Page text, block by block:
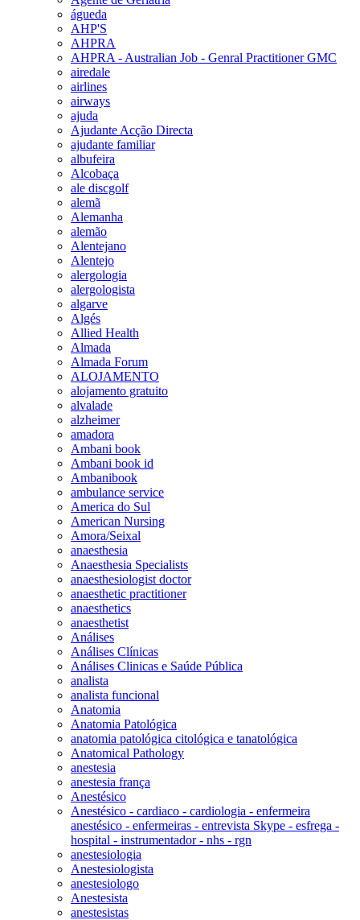
águeda
AHP'S
AHPRA
AHPRA - Australian Job - Genral Practitioner GMC
airedale
airlines
airways
ajuda
Ajudante Acção Directa
ajudante familiar
albufeira
Alcobaça
ale discgolf
alemã
Alemanha
alemão
Alentejano
Alentejo
alergologia
alergologista
algarve
Algés
Allied Health
Almada
Almada Forum
ALOJAMENTO
alojamento gratuito
alvalade
alzheimer
amadora
Ambani book
Ambani book id
Ambanibook
ambulance service
America do Sul
American Nursing
Amora/Seixal
anaesthesia
Anaesthesia Specialists
anaesthesiologist doctor
anaesthetic practitioner
anaesthetics
anaesthetist
Análises
Análises Clínicas
Análises Clinicas e Saúde Pública
analista
analista funcional
Anatomia
Anatomia Patológica
anatomia patológica citológica e tanatológica
Anatomical Pathology
anestesia
anestesia frança
Anestésico
Anestésico - cardiaco - cardiologia - enfermeira
anestésico - enfermeiras - entrevista Skype - esfrega -
hospital - instrumentador - nhs - rgn
anestesiologia
Anestesiologista
anestesiologo
Anestesista
anestesistas